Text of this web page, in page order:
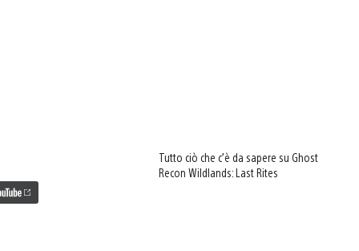
Tutto ciò che c’è da sapere su Ghost
Recon Wildlands: Last Rites